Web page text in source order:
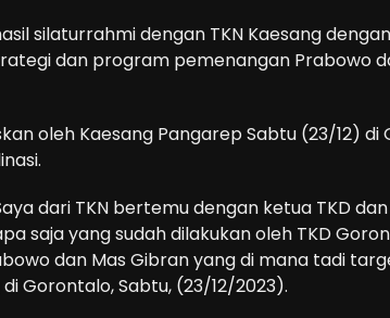
silaturrahmi dengan TKN Kaesang
dan program pemenangan Prabowo
oleh Kaesang Pangarep Sabtu (23/12)
dari TKN bertemu dengan ketua TKD
saja yang sudah dilakukan oleh TKD
dan Mas Gibran yang di mana tadi
Gorontalo, Sabtu, (23/12/2023).